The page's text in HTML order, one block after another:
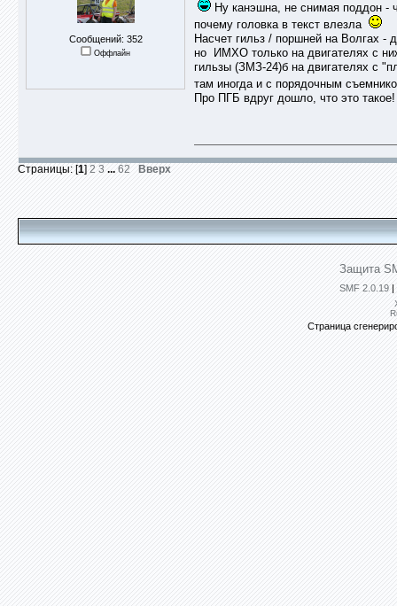
Сообщений: 352
Оффлайн
Ну канэшна, не снимая поддон -
почему головка в текст влезла
Насчет гильз / поршней на Волгах -
но ИМХО только на двигателях с
гильзы (ЗМЗ-24)б на двигателях с
там иногда и с порядочным
Про ПГБ вдруг дошло, что это
Страницы: [1] 2 3 ... 62 Вверх
Защита
SMF 2.0.19 |
Страница